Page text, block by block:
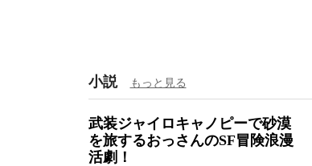
小説 もっと見る
武装ジャイロキャノピーで砂漠
を旅するおっさんのSF冒険浪漫
活劇！